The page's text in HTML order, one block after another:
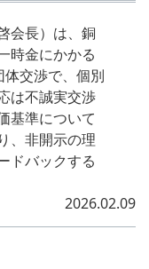
会長）は、銅
時金にかかる
交渉で、個別
は不誠実交渉
基準について
、非開示の理
ドバックする
2026.02.09